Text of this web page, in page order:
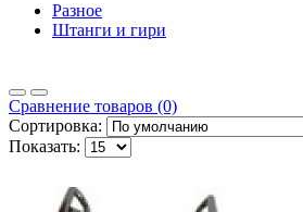
Разное
Штанги и гири
Сравнение товаров (0)
Сортировка:
Показать: